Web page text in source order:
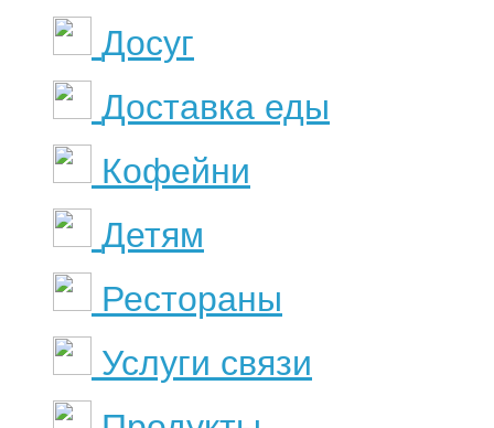
Досуг
Доставка еды
Кофейни
Детям
Рестораны
Услуги связи